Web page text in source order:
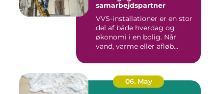
samarbejdspartner
VVS-installationer er en stor
del af både hverdag og
økonomi i en bolig. Når
vand, varme eller afløb...
06. May